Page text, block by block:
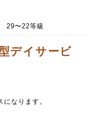
29〜22等級
デイサービ
なります。